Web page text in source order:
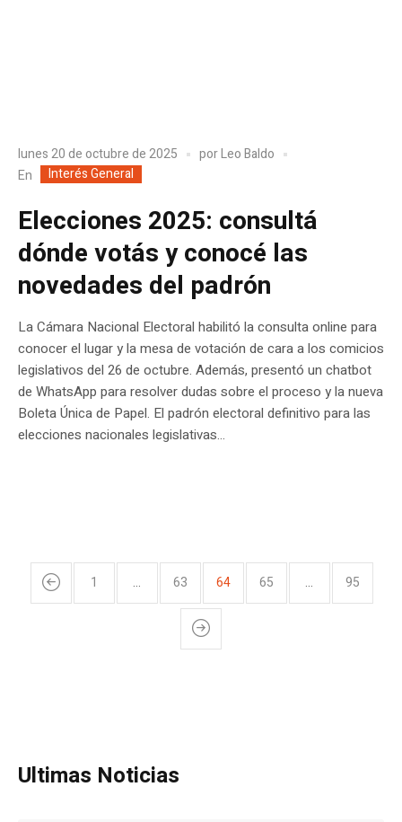
lunes 20 de octubre de 2025 porLeo Baldo
En
Interés General
Elecciones 2025: consultá
dónde votás y conocé las
novedades del padrón
La Cámara Nacional Electoral habilitó la consulta online para
conocer el lugar y la mesa de votación de cara a los comicios
legislativos del 26 de octubre. Además, presentó un chatbot
de WhatsApp para resolver dudas sobre el proceso y la nueva
Boleta Única de Papel. El padrón electoral definitivo para las
elecciones nacionales legislativas...
1 … 63 64 65 … 95
Ultimas Noticias